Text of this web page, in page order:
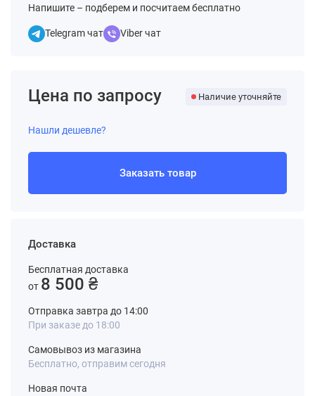
Напишите – подберем и посчитаем бесплатно
Telegram чат Viber чат
Доставка
Бесплатная доставка
от 8 500 ₴
Отправка завтра до 14:00
При заказе до 18:00
Самовывоз из магазина
Бесплатно, отправим сегодня
Новая почта
Цена по запросу Наличие уточняйте
Нашли дешевле?
Заказать товар